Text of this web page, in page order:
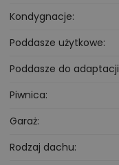
Kondygnacje
Poddasze użytkowe
Poddasze do adaptacji
Piwnica
Garaż
Rodzaj dachu